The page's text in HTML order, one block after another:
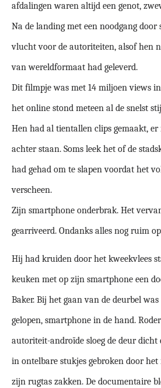
afdalingen waren altijd een genot,
Na de landing met een noodgang door
vlucht voor de autoriteiten, alsof hen
van wereldformaat had geleverd.
Dit filmpje was met 14 miljoen views
het online stond meteen al de snelst
Hen had al tientallen clips gemaakt, er
achter staan. Soms leek het of de
had gehad om te slapen voordat het
verscheen.
Zijn smartphone onderbrak. Het
gearriveerd. Ondanks alles nog ruim
Hij had kruiden door het kweekvlees
keuken met op zijn smartphone een
Baker. Bij het gaan van de deurbel
gelopen, smartphone in de hand.
autoriteit-androïde sloeg de deur
in ontelbare stukjes gebroken door
zijn rugtas zakken. De documentaire